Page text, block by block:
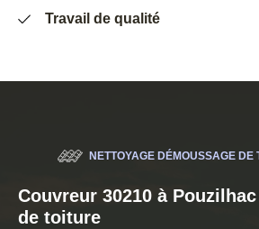
Travail de qualité
NETTOYAGE DÉMOUSSAGE DE
Couvreur 30210 à
de toiture